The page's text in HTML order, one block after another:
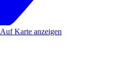
Auf Karte anzeigen